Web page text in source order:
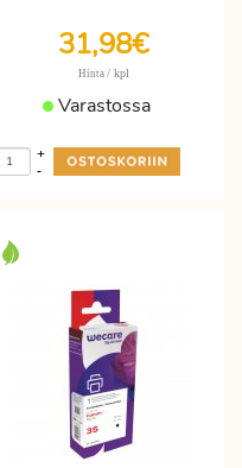
31,98€
Hinta / kpl
Varastossa
-
+